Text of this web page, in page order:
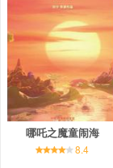
哪吒之魔童闹海
8.4